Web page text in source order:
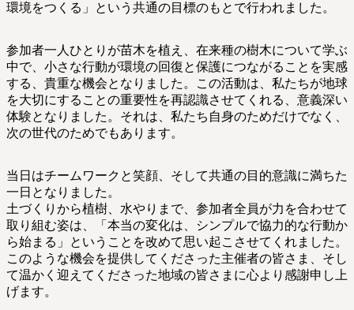
環境をつくる」という共通の目標のもとで行われました。
参加者一人ひとりが苗木を植え、在来種の樹木について学ぶ
中で、小さな行動が環境の回復と保護につながることを実感
する、貴重な機会となりました。この活動は、私たちが地球
を大切にすることの重要性を再認識させてくれる、意義深い
体験となりました。それは、私たち自身のためだけでなく、
次の世代のためでもあります。
当日はチームワークと笑顔、そして共通の目的意識に満ちた
一日となりました。
土づくりから植樹、水やりまで、参加者全員が力を合わせて
取り組む姿は、「本当の変化は、シンプルで協力的な行動か
ら始まる」ということを改めて思い起こさせてくれました。
このような機会を提供してくださった主催者の皆さま、そし
て温かく迎えてくださった地域の皆さまに心より感謝申し上
げます。